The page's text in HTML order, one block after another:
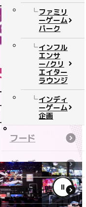
ファミリ
ーゲーム
パーク
インフル
エンサ
ー/クリ
エイター
ラウンジ
インディ
ーゲーム
企画
フード
グッズ
出展社一覧
きたTGS。
間
へ。
アップして、
が